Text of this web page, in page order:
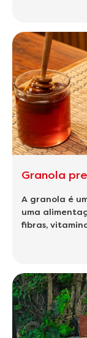
Granola
A granola é
uma
fibras,